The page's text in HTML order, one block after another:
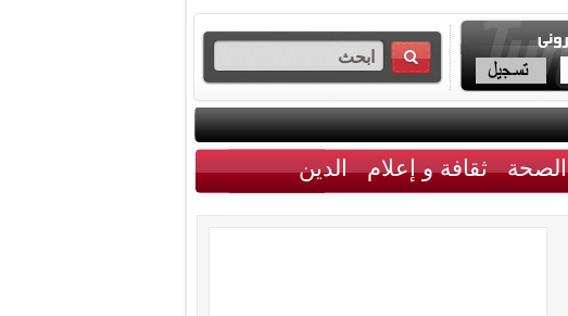
الصحة ثقافة و إعلام الدين